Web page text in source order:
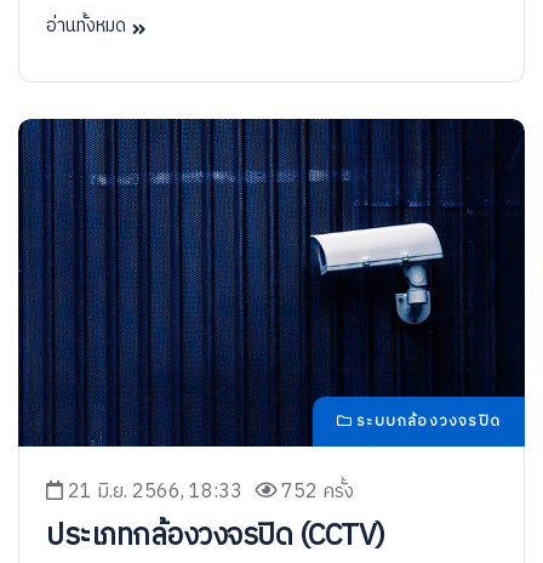
อ่านทั้งหมด
ระบบกล้องวงจรปิด
21 มิ.ย. 2566, 18:33 752 ครั้ง
ประเภทกล้องวงจรปิด (CCTV)